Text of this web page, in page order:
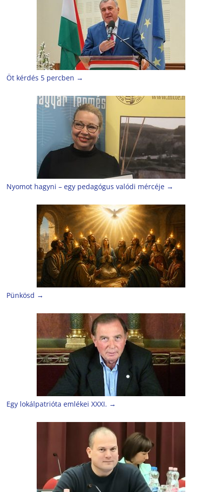
Öt kérdés 5 percben →
Nyomot hagyni – egy pedagógus valódi mércéje →
Pünkösd →
Egy lokálpatrióta emlékei XXXI. →